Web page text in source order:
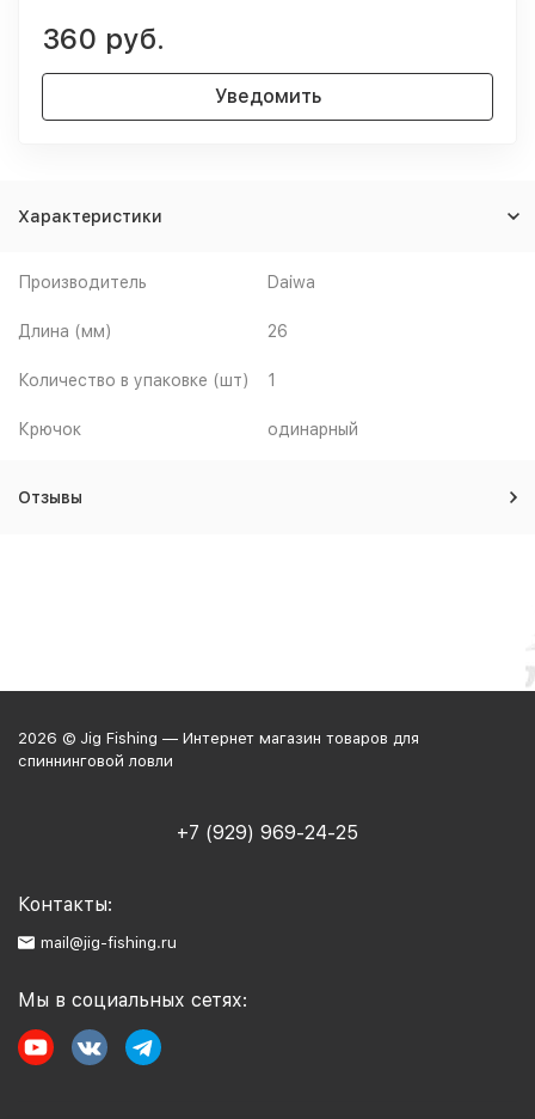
360 руб.
Уведомить
Характеристики
Производитель Daiwa
Длина (мм) 26
Количество в упаковке (шт) 1
Крючок одинарный
Отзывы
2026 © Jig Fishing — Интернет магазин товаров для
спиннинговой ловли
+7 (929) 969-24-25
Контакты:
mail@jig-fishing.ru
Мы в социальных сетях: